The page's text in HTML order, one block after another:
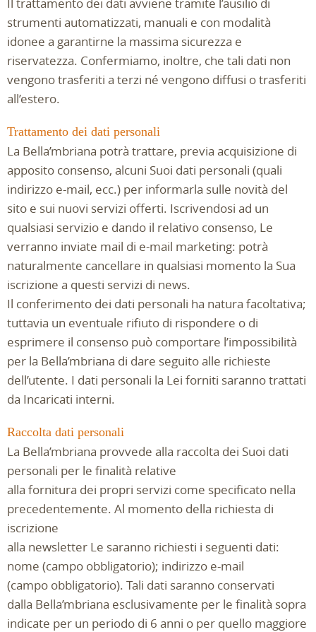
strumenti automatizzati, manuali e con modalità
idonee a garantirne la massima sicurezza e
riservatezza. Confermiamo, inoltre, che tali dati non
vengono trasferiti a terzi né vengono diffusi o trasferiti
all’estero.
Trattamento dei dati personali
La Bella’mbriana potrà trattare, previa acquisizione di
apposito consenso, alcuni Suoi dati personali (quali
indirizzo e-mail, ecc.) per informarla sulle novità del
sito e sui nuovi servizi offerti. Iscrivendosi ad un
qualsiasi servizio e dando il relativo consenso, Le
verranno inviate mail di e-mail marketing: potrà
naturalmente cancellare in qualsiasi momento la Sua
iscrizione a questi servizi di news.
Il conferimento dei dati personali ha natura facoltativa;
tuttavia un eventuale rifiuto di rispondere o di
esprimere il consenso può comportare l’impossibilità
per la Bella’mbriana di dare seguito alle richieste
dell’utente. I dati personali la Lei forniti saranno trattati
da Incaricati interni.
Raccolta dati personali
La Bella’mbriana provvede alla raccolta dei Suoi dati
personali per le finalità relative
alla fornitura dei propri servizi come specificato nella
precedentemente. Al momento della richiesta di
iscrizione
alla newsletter Le saranno richiesti i seguenti dati:
nome (campo obbligatorio); indirizzo e-mail
(campo obbligatorio). Tali dati saranno conservati
dalla Bella’mbriana esclusivamente per le finalità sopra
indicate per un periodo di 6 anni o per quello maggiore